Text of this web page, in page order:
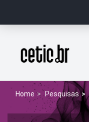
Página inicial
Home Pesquisas